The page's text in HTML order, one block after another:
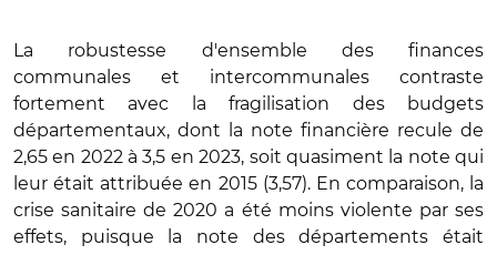
La robustesse d'ensemble des finances
communales et intercommunales contraste
fortement avec la fragilisation des budgets
départementaux, dont la note financière recule de
2,65 en 2022 à 3,5 en 2023, soit quasiment la note qui
leur était attribuée en 2015 (3,57). En comparaison, la
crise sanitaire de 2020 a été moins violente par ses
effets, puisque la note des départements était